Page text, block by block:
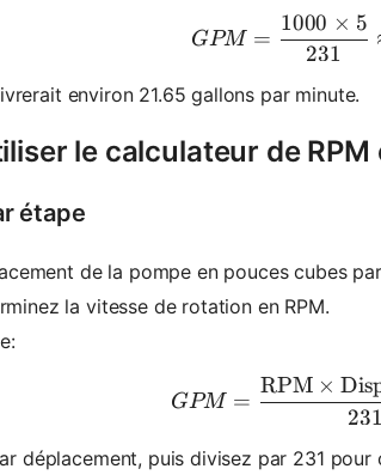
GPM
GPM =
231
1000 × 5
environ 21.65 gallons par minute.
le calculateur de RPM
étape
de la pompe en pouces cubes
la vitesse de rotation en RPM.
GPM =
231
RPM ×
déplacement, puis divisez par 231 pour